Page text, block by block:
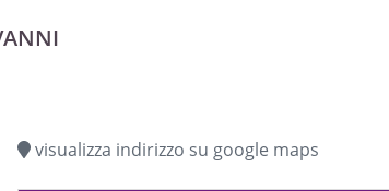
visualizza indirizzo su google maps